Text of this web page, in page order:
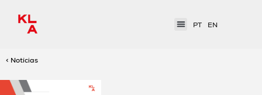
PT EN
< Notícias